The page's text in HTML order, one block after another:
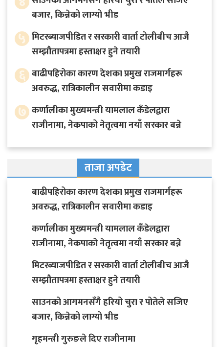
बजार, किन्नेको लाग्यो भीड
५ मिटरब्याजपीडित र सरकारी वार्ता टोलीबीच आजै
सम्झौतापत्रमा हस्ताक्षर हुने तयारी
६ बाढीपहिरोका कारण देशका प्रमुख राजमार्गहरू
अवरुद्ध, रात्रिकालीन सवारीमा कडाइ
७ कर्णालीका मुख्यमन्त्री यामलाल कँडेलद्वारा
राजीनामा, नेकपाको नेतृत्वमा नयाँ सरकार बन्ने
ताजा अपडेट
बाढीपहिरोका कारण देशका प्रमुख राजमार्गहरू
अवरुद्ध, रात्रिकालीन सवारीमा कडाइ
कर्णालीका मुख्यमन्त्री यामलाल कँडेलद्वारा
राजीनामा, नेकपाको नेतृत्वमा नयाँ सरकार बन्ने
मिटरब्याजपीडित र सरकारी वार्ता टोलीबीच आजै
सम्झौतापत्रमा हस्ताक्षर हुने तयारी
साउनको आगमनसँगै हरियो चुरा र पोतेले सजिए
बजार, किन्नेको लाग्यो भीड
गृहमन्त्री गुरुङले दिए राजीनामा